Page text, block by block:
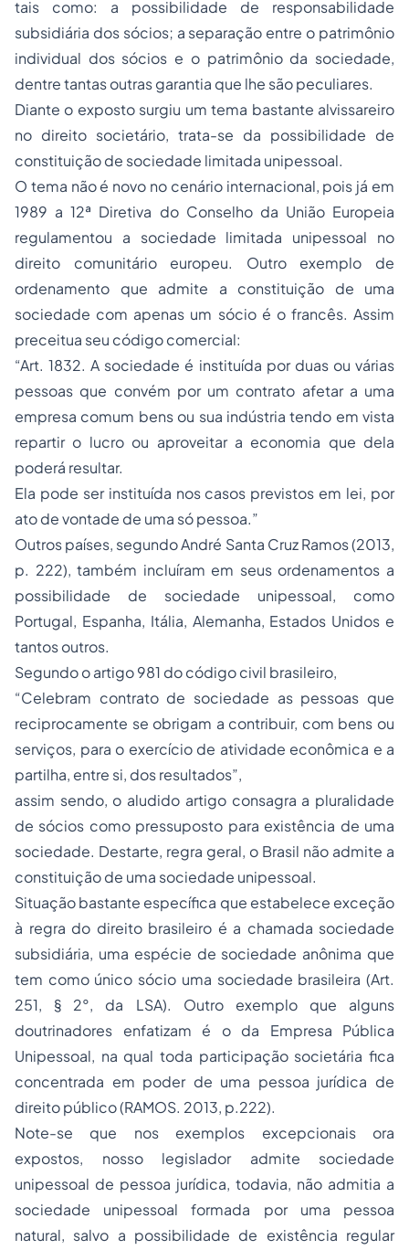
tais como: a possibilidade de responsabilidade
subsidiária dos sócios; a separação entre o patrimônio
individual dos sócios e o patrimônio da sociedade,
dentre tantas outras garantia que lhe são peculiares.
Diante o exposto surgiu um tema bastante alvissareiro
no direito societário, trata-se da possibilidade de
constituição de sociedade limitada unipessoal.
O tema não é novo no cenário internacional, pois já em
1989 a 12ª Diretiva do Conselho da União Europeia
regulamentou a sociedade limitada unipessoal no
direito comunitário europeu. Outro exemplo de
ordenamento que admite a constituição de uma
sociedade com apenas um sócio é o francês. Assim
preceitua seu código comercial:
“Art. 1832. A sociedade é instituída por duas ou várias
pessoas que convém por um contrato afetar a uma
empresa comum bens ou sua indústria tendo em vista
repartir o lucro ou aproveitar a economia que dela
poderá resultar.
Ela pode ser instituída nos casos previstos em lei, por
ato de vontade de uma só pessoa.”
Outros países, segundo André Santa Cruz Ramos (2013,
p. 222), também incluíram em seus ordenamentos a
possibilidade de sociedade unipessoal, como
Portugal, Espanha, Itália, Alemanha, Estados Unidos e
tantos outros.
Segundo o artigo 981 do código civil brasileiro,
“Celebram contrato de sociedade as pessoas que
reciprocamente se obrigam a contribuir, com bens ou
serviços, para o exercício de atividade econômica e a
partilha, entre si, dos resultados”,
assim sendo, o aludido artigo consagra a pluralidade
de sócios como pressuposto para existência de uma
sociedade. Destarte, regra geral, o Brasil não admite a
constituição de uma sociedade unipessoal.
Situação bastante específica que estabelece exceção
à regra do direito brasileiro é a chamada sociedade
subsidiária, uma espécie de sociedade anônima que
tem como único sócio uma sociedade brasileira (Art.
251, § 2°, da LSA). Outro exemplo que alguns
doutrinadores enfatizam é o da Empresa Pública
Unipessoal, na qual toda participação societária fica
concentrada em poder de uma pessoa jurídica de
direito público (RAMOS. 2013, p.222).
Note-se que nos exemplos excepcionais ora
expostos, nosso legislador admite sociedade
unipessoal de pessoa jurídica, todavia, não admitia a
sociedade unipessoal formada por uma pessoa
natural, salvo a possibilidade de existência regular